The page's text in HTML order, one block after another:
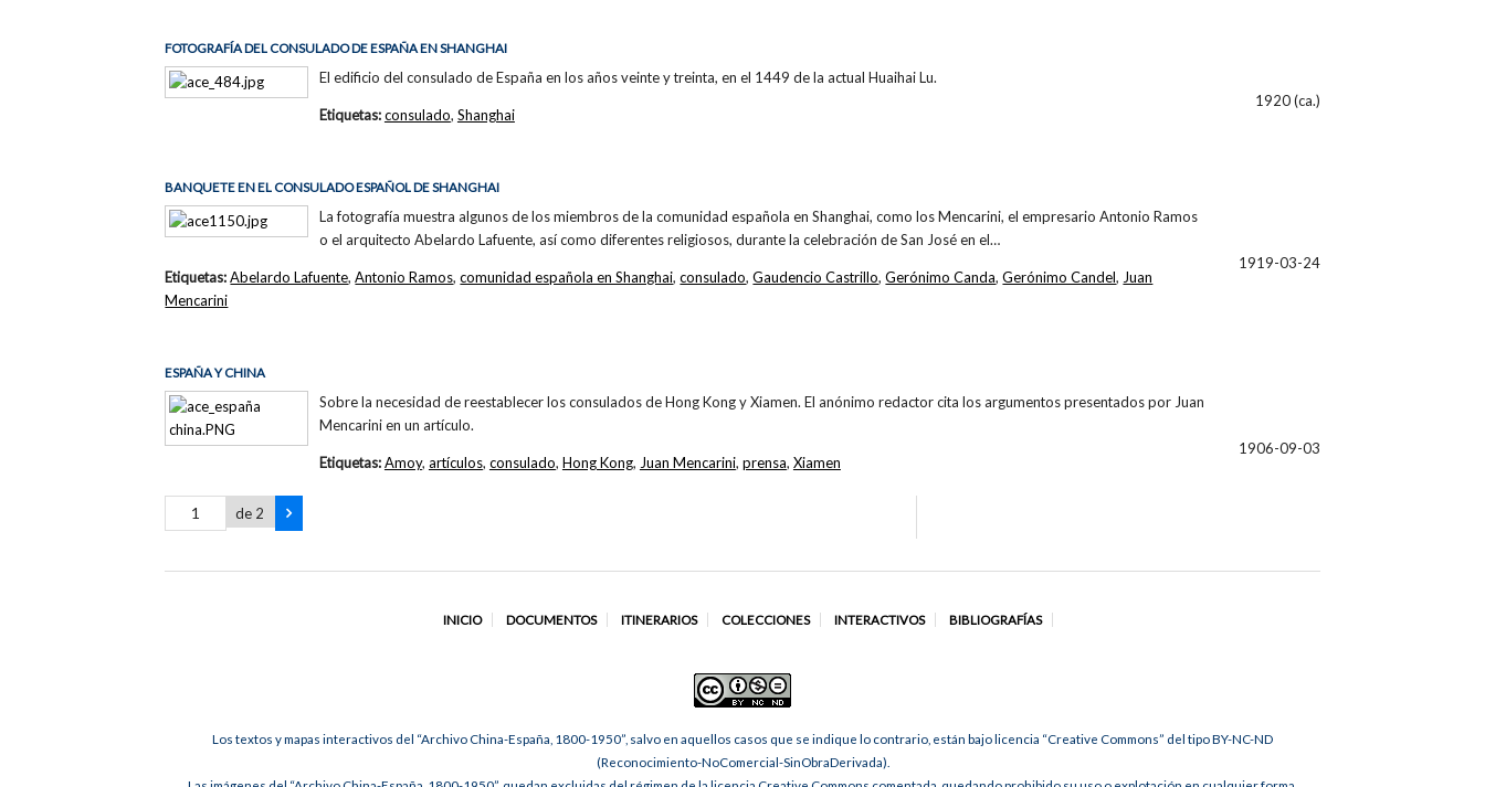
FOTOGRAFÍA DEL CONSULADO DE ESPAÑA EN SHANGHAI
El edificio del consulado de España en los años veinte y treinta, en el 1449 de la actual Huaihai Lu.
1920 (ca.)
Etiquetas:consulado, Shanghai
BANQUETE EN EL CONSULADO ESPAÑOL DE SHANGHAI
La fotografía muestra algunos de los miembros de la comunidad española en Shanghai, como los Mencarini, el empresario Antonio Ramos
o el arquitecto Abelardo Lafuente, así como diferentes religiosos, durante la celebración de San José en el…
1919-03-24
Etiquetas:Abelardo Lafuente,Antonio Ramos,comunidad española en Shanghai,consulado,Gaudencio Castrillo,Gerónimo Canda,Gerónimo Candel, Juan
Mencarini
ESPAÑA Y CHINA
Sobre la necesidad de reestablecer los consulados de Hong Kong y Xiamen. El anónimo redactor cita los argumentos presentados por Juan
Mencarini en un artículo.
1906-09-03
Etiquetas:Amoy, artículos, consulado, Hong Kong, Juan Mencarini, prensa, Xiamen
de 2
INICIO DOCUMENTOS ITINERARIOS COLECCIONES INTERACTIVOS BIBLIOGRAFÍAS
Los textos y mapas interactivos del “Archivo China-España, 1800-1950”, salvo en aquellos casos que se indique lo contrario, están bajo licencia “Creative Commons” del tipo BY-NC-ND
(Reconocimiento-NoComercial-SinObraDerivada).